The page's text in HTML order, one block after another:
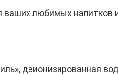
ваших любимых
деионизированная